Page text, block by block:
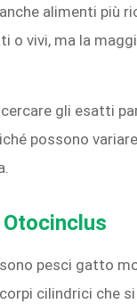
alimenti più
o vivi, ma la
gli esatti
possono
pesci gatto
cilindrici che